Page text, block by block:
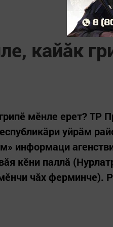
кайăк
мӗнле ерет? ТР
уйрăм
информаци
кӗни паллă
чăх ферминче).